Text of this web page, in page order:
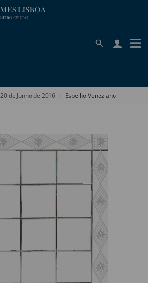
20 de Junho de 2016 Espelho Veneziano